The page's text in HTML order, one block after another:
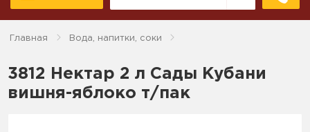
Главная Вода, напитки, соки
3812 Нектар 2 л Сады Кубани
вишня-яблоко т/пак